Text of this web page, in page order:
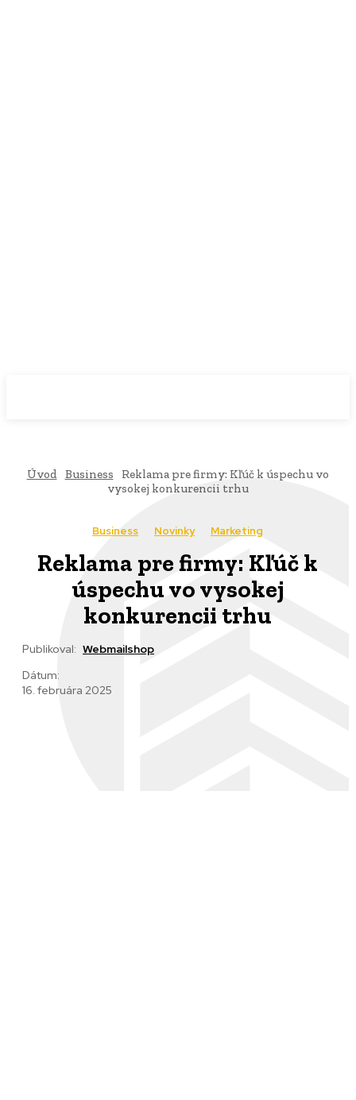
Úvod Business
Reklama pre firmy: Kľúč k úspechu vo
vysokej konkurencii trhu
Business Novinky Marketing
Reklama pre firmy: Kľúč k
úspechu vo vysokej
konkurencii trhu
Publikoval: Webmailshop
Dátum:
16. februára 2025